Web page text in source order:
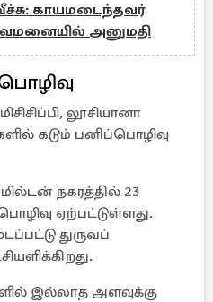
காயமடைந்தவர்
அனுமதி
லூசியானா
கடும் பனிப்பொழிவு
மில்டன் நகரத்தில் 23
ஏற்பட்டுள்ளது.
துருவப்
இல்லாத அளவுக்கு